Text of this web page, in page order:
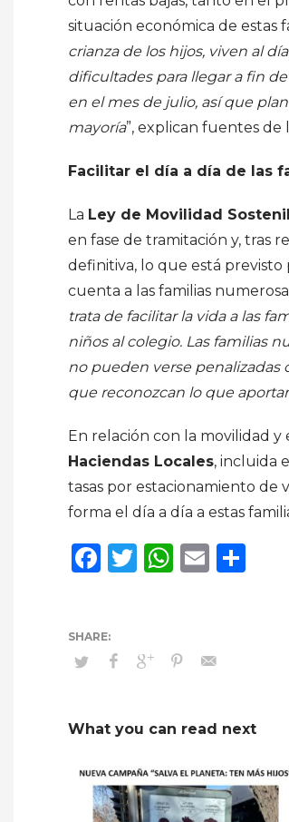
situación económica de estas
crianza de los hijos, viven al
dificultades para llegar a fin
en el mes de julio, así que
mayoría”, explican fuentes de
Facilitar el día a día de las
La Ley de Movilidad
en fase de tramitación y, tras
definitiva, lo que está previsto
cuenta a las familias
trata de facilitar la vida a las
niños al colegio. Las familias
no pueden verse penalizadas
que reconozcan lo que
En relación con la movilidad y
Haciendas Locales, incluida
tasas por estacionamiento de
forma el día a día a estas
Facebook
TwitterEmail
What you can read next